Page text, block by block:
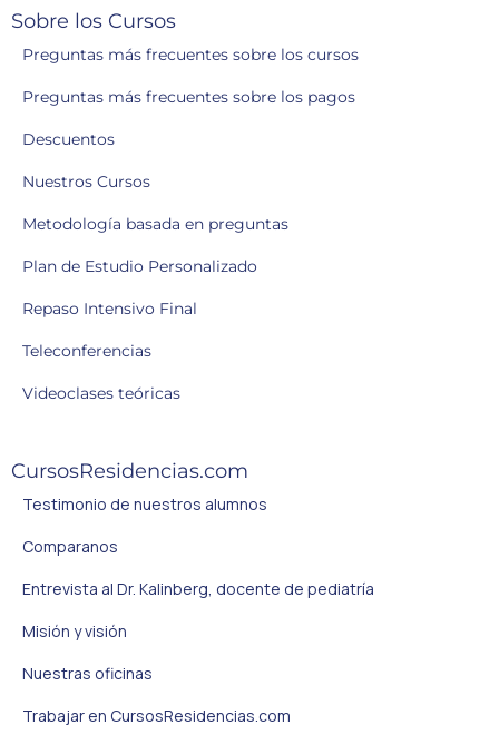
Sobre los Cursos
Preguntas más frecuentes sobre los cursos
Preguntas más frecuentes sobre los pagos
Descuentos
Nuestros Cursos
Metodología basada en preguntas
Plan de Estudio Personalizado
Repaso Intensivo Final
Teleconferencias
Videoclases teóricas
CursosResidencias.com
Testimonio de nuestros alumnos
Comparanos
Entrevista al Dr. Kalinberg, docente de pediatría
Misión y visión
Nuestras oficinas
Trabajar en CursosResidencias.com